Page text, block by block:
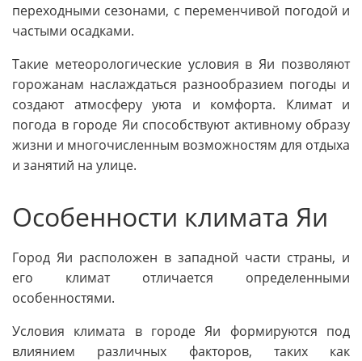
переходными сезонами, с переменчивой погодой и
частыми осадками.
Такие метеорологические условия в Яи позволяют
горожанам наслаждаться разнообразием погоды и
создают атмосферу уюта и комфорта. Климат и
погода в городе Яи способствуют активному образу
жизни и многочисленным возможностям для отдыха
и занятий на улице.
Особенности климата Яи
Город Яи расположен в западной части страны, и
его климат отличается определенными
особенностями.
Условия климата в городе Яи формируются под
влиянием различных факторов, таких как